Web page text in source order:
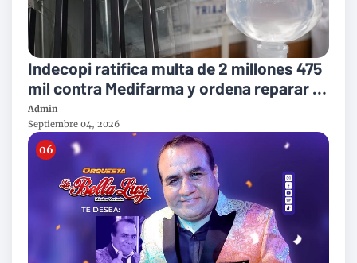
Indecopi ratifica multa de 2 millones 475
mil contra Medifarma y ordena reparar a
victimas del suero defectuoso
Admin
Septiembre 04, 2026